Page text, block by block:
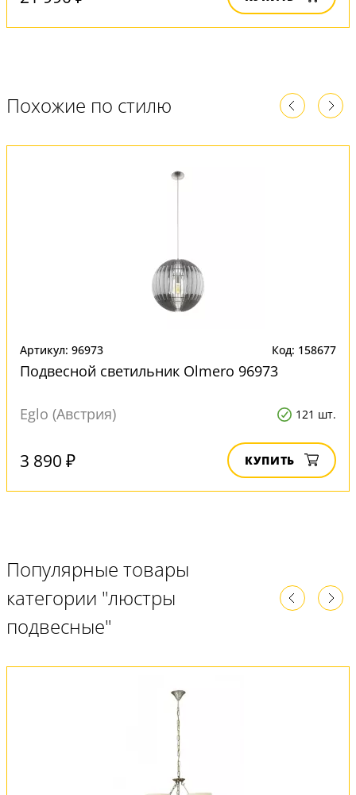
Похожие по стилю
Артикул: 96973 Код: 158677
Подвесной светильник Olmero 96973
Eglo (Австрия) 121 шт.
3 890 ₽ КУПИТЬ
Популярные товары
категории "люстры
подвесные"